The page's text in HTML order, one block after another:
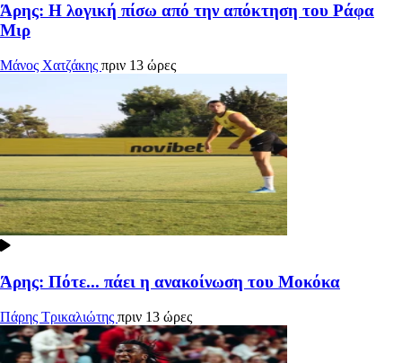
Άρης: Η λογική πίσω από την απόκτηση του Ράφα
Μιρ
Μάνος Χατζάκης πριν 13 ώρες
Άρης: Πότε... πάει η ανακοίνωση του Μοκόκα
Πάρης Τρικαλιώτης πριν 13 ώρες